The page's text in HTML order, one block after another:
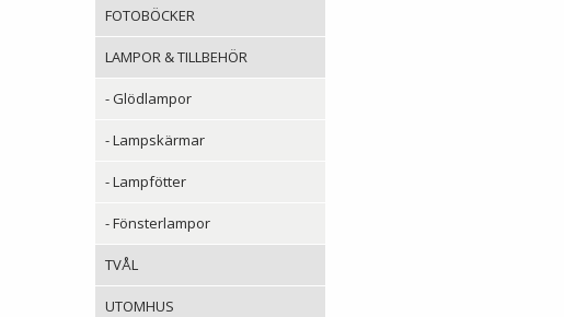
FOTOBÖCKER
LAMPOR & TILLBEHÖR
- Glödlampor
- Lampskärmar
- Lampfötter
- Fönsterlampor
TVÅL
UTOMHUS